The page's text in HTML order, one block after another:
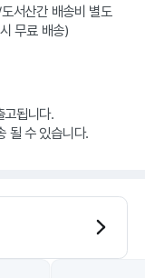
서산간 배송비 별도
무료 배송)
고됩니다.
될 수 있습니다.